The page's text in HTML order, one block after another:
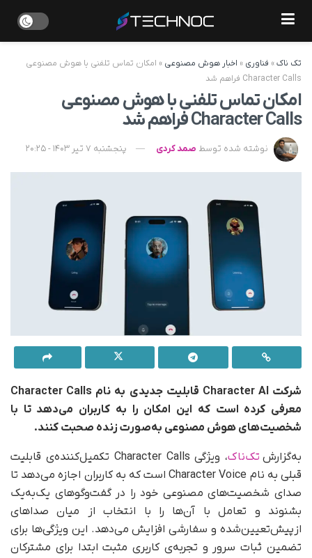
تک ناک» فناوری » اخبار هوش مصنوعی » امکان تماس تلفنی با هوش مصنوعی
Character Calls فراهم شد
امکان تماس تلفنی با هوش مصنوعی
Character Calls فراهم شد
نوشته شده توسط صمد کردی پنجشنبه 7 تیر 1403 - 20:25
شرکت Character AI قابلیت جدیدی به نام Character Calls
معرفی کرده است که این امکان را به کاربران می‌دهد تا با
شخصیت‌های هوش مصنوعی به‌صورت زنده صحبت کنند.
به‌گزارش تک‌ناک
، ویژگی Character Calls تکمیل‌کننده‌ی قابلیت
قبلی به نام Character Voice است که به کاربران اجازه می‌دهد تا
صدای شخصیت‌های مصنوعی خود را در گفت‌وگوهای یک‌به‌یک
بشنوند و تعامل با آن‌ها را با انتخاب از میان صداهای
از‌پیش‌تعیین‌شده و سفارشی افزایش می‌دهد. این ویژگی‌ها برای
تضمین ثبات سرور و تجربه‌ی کاربری مثبت ابتدا برای مشترکان